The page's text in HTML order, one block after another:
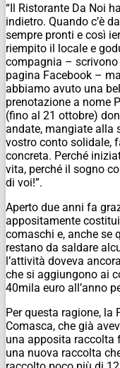
“Il Ristorante Da Noi
indietro. Quando c’è
sempre pronti e così
riempito il locale e
compagnia –
pagina Facebook –
abbiamo avuto una
prenotazione a nome
(fino al 21 ottobre)
andate, mangiate alla
vostro conto solidale,
concreta. Perché
vita, perché il sogno
di voi!”.
Aperto due anni fa
appositamente
comaschi e, anche se
restano da saldare
l’attività doveva
che si aggiungono ai
40mila euro all’anno
Per questa ragione, la
Comasca, che già
una apposita raccolta
una nuova raccolta